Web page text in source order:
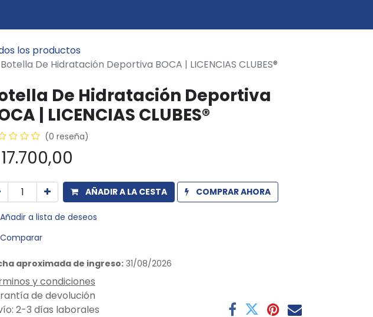
los productos
Botella De Hidratación Deportiva BOCA | LICENCIAS CLUBES®
De Hidratación Deportiva
| LICENCIAS CLUBES®
(0 reseña)
17.700,00
AÑADIR A LA CESTA COMPRAR AHORA
Añadir a lista de deseos
Comparar
aproximada de ingreso: 31/08/2026
y condiciones
de devolución
2-3 días laborales